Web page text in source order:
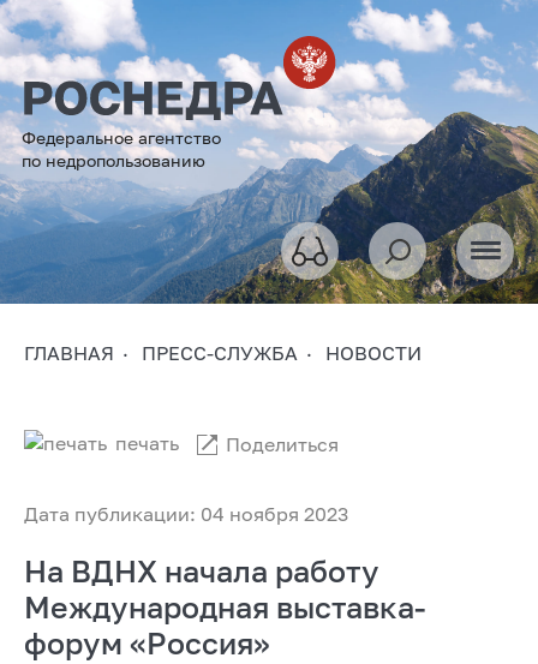
Федеральное агентство
по недропользованию
ГЛАВНАЯ ПРЕСС-СЛУЖБА НОВОСТИ
Дата публикации: 04 ноября 2023
печать Поделиться
На ВДНХ начала работу
Международная выставка-
форум «Россия»